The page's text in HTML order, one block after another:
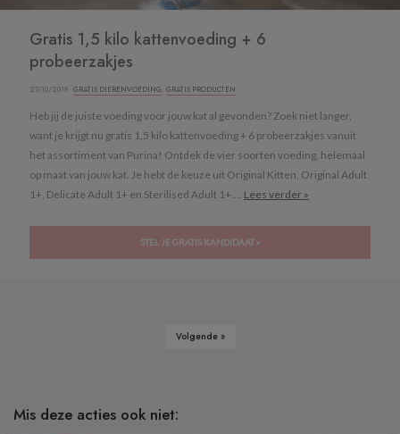
Gratis 1,5 kilo kattenvoeding + 6
probeerzakjes
27/10/2019 · GRATIS DIERENVOEDING, GRATIS PRODUCTEN
Heb jij de juiste voeding voor jouw kat al gevonden? Zoek niet langer,
want je krijgt nu gratis 1,5 kilo kattenvoeding + 6 probeerzakjes vanuit
het assortiment van Purina! Ontdek de vier soorten voeding, helemaal
op maat van jouw kat. Je hebt de keuze uit Original Kitten, Original Adult
1+, Delicate Adult 1+ en Sterilised Adult 1+.... Lees verder »
STEL JE GRATIS KANDIDAAT »
Volgende »
Mis deze acties ook niet: